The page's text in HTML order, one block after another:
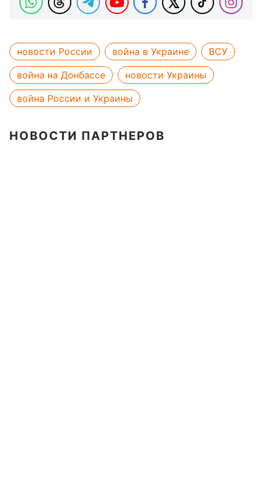
новости России война в Украине
ВСУ
война на Донбассе
новости Украины
война России и Украины
НОВОСТИ ПАРТНЕРОВ